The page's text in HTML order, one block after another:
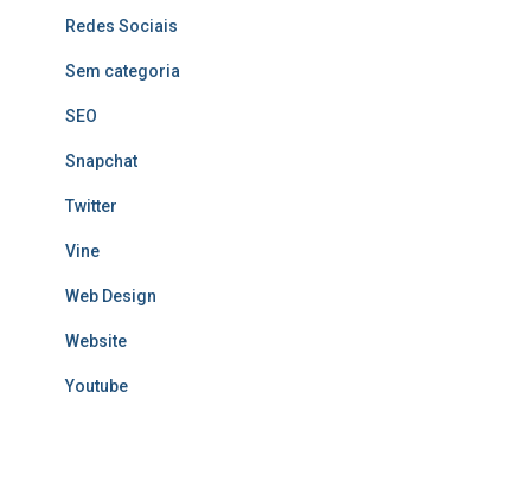
Redes Sociais
Sem categoria
SEO
Snapchat
Twitter
Vine
Web Design
Website
Youtube